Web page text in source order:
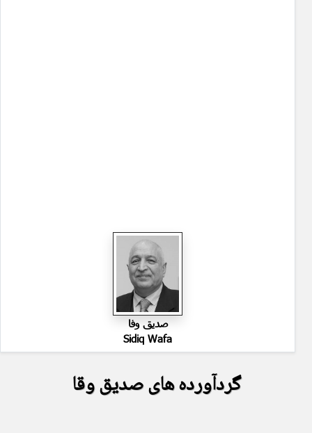
صدیق وفا
Sidiq Wafa
گردآورده های صدیق وقا